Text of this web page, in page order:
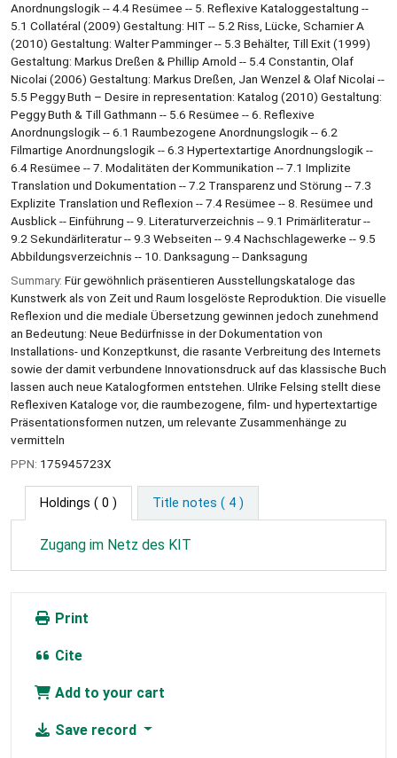
Anordnungslogik -- 4.4 Resümee -- 5. Reflexive Kataloggestaltung --
5.1 Collatéral (2009) Gestaltung: HIT -- 5.2 Riss, Lücke, Scharnier A
(2010) Gestaltung: Walter Pamminger -- 5.3 Behälter, Till Exit (1999)
Gestaltung: Markus Dreßen & Phillip Arnold -- 5.4 Constantin, Olaf
Nicolai (2006) Gestaltung: Markus Dreßen, Jan Wenzel & Olaf Nicolai --
5.5 Peggy Buth – Desire in representation: Katalog (2010) Gestaltung:
Peggy Buth & Till Gathmann -- 5.6 Resümee -- 6. Reflexive
Anordnungslogik -- 6.1 Raumbezogene Anordnungslogik -- 6.2
Filmartige Anordnungslogik -- 6.3 Hypertextartige Anordnungslogik --
6.4 Resümee -- 7. Modalitäten der Kommunikation -- 7.1 Implizite
Translation und Dokumentation -- 7.2 Transparenz und Störung -- 7.3
Explizite Translation und Reflexion -- 7.4 Resümee -- 8. Resümee und
Ausblick -- Einführung -- 9. Literaturverzeichnis -- 9.1 Primärliteratur --
9.2 Sekundärliteratur -- 9.3 Webseiten -- 9.4 Nachschlagewerke -- 9.5
Abbildungsverzeichnis -- 10. Danksagung -- Danksagung
Summary: Für gewöhnlich präsentieren Ausstellungskataloge das
Kunstwerk als von Zeit und Raum losgelöste Reproduktion. Die visuelle
Reflexion und die mediale Übersetzung gewinnen jedoch zunehmend
an Bedeutung: Neue Bedürfnisse in der Dokumentation von
Installations- und Konzeptkunst, die rasante Verbreitung des Internets
sowie der damit verbundene Innovationsdruck auf das klassische Buch
lassen auch neue Katalogformen entstehen. Ulrike Felsing stellt diese
Reflexiven Kataloge vor, die raumbezogene, film- und hypertextartige
Präsentationsformen nutzen, um relevante Zusammenhänge zu
vermitteln
PPN: 175945723X
Holdings ( 0 ) Title notes ( 4 )
Zugang im Netz des KIT
Print
Cite
Add to your cart
Save record